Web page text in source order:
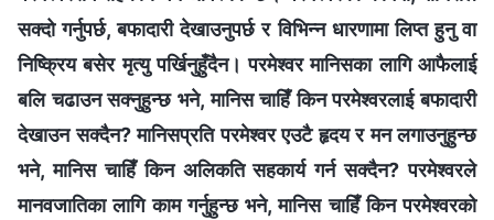
सक्दो गर्नुपर्छ, बफादारी देखाउनुपर्छ र विभिन्‍न धारणामा लिप्त हुनु वा
निष्क्रिय बसेर मृत्यु पर्खिनुहुँदैन। परमेश्‍वर मानिसका लागि आफैलाई
बलि चढाउन सक्‍नुहुन्छ भने, मानिस चाहिँ किन परमेश्‍वरलाई बफादारी
देखाउन सक्दैन? मानिसप्रति परमेश्‍वर एउटै हृदय र मन लगाउनुहुन्छ
भने, मानिस चाहिँ किन अलिकति सहकार्य गर्न सक्दैन? परमेश्‍वरले
मानवजातिका लागि काम गर्नुहुन्छ भने, मानिस चाहिँ किन परमेश्‍वरको